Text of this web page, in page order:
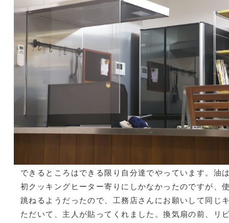
できるところはできる限り自分達でやっています。油
初クッキングヒーター寄りにしかなかったのですが、
跳ねるようだったので、工務店さんにお願いして同じ
ただいて、主人が貼ってくれました。換気扇の前、リ